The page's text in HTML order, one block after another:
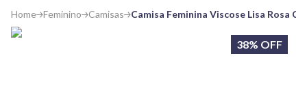
Home Feminino Camisas Camisa Feminina Viscose Lisa Rosa
38% OFF